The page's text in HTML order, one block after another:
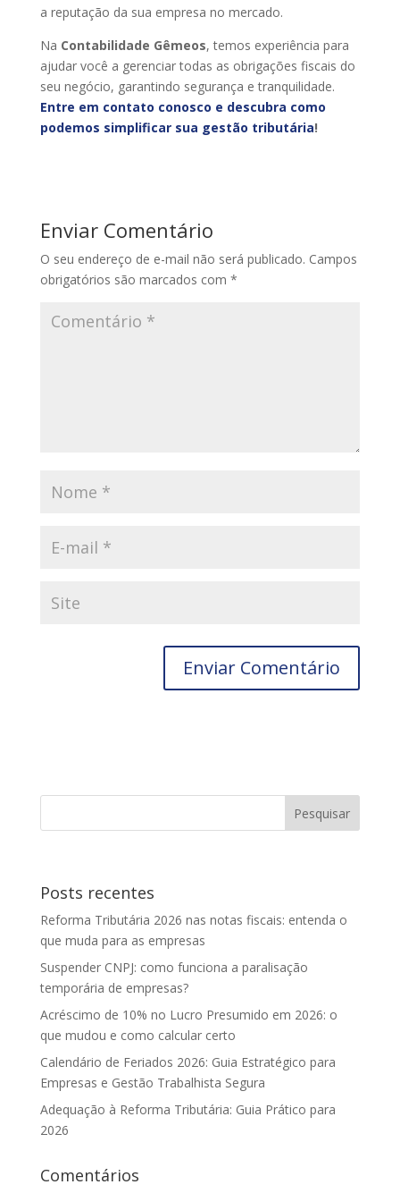
a reputação da sua empresa no mercado.
Na Contabilidade Gêmeos, temos experiência para
ajudar você a gerenciar todas as obrigações fiscais do
seu negócio, garantindo segurança e tranquilidade.
Entre em contato conosco e descubra como
podemos simplificar sua gestão tributária!
Enviar Comentário
O seu endereço de e-mail não será publicado. Campos
obrigatórios são marcados com *
Posts recentes
Reforma Tributária 2026 nas notas fiscais: entenda o
que muda para as empresas
Suspender CNPJ: como funciona a paralisação
temporária de empresas?
Acréscimo de 10% no Lucro Presumido em 2026: o
que mudou e como calcular certo
Calendário de Feriados 2026: Guia Estratégico para
Empresas e Gestão Trabalhista Segura
Adequação à Reforma Tributária: Guia Prático para
2026
Comentários